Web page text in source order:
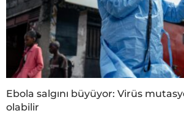
Ebola salgını büyüyor: Virüs
olabilir